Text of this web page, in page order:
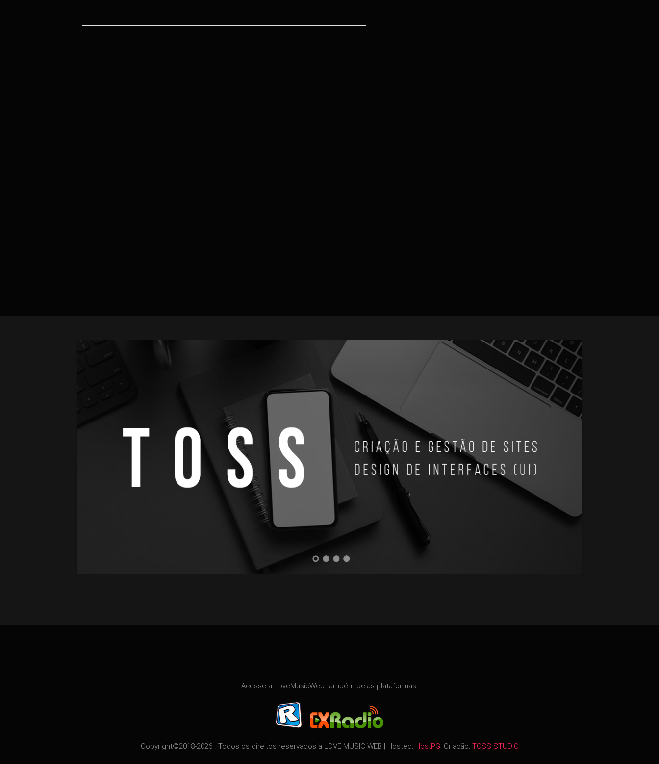
Acesse a LoveMusicWeb também pelas plataformas:
Copyright©2018-2026 . Todos os direitos reservados à LOVE MUSIC WEB | Hosted: HostPG| Criação: TOSS STUDIO